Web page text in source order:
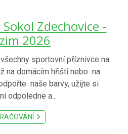
Zdechovice -
2026
sportovní příznivce na
na domácím hřišti nebo na
naše barvy, užijte si
odpoledne a...